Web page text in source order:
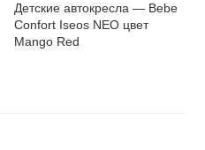
Детские автокресла — Bebe
Confort Iseos NEO цвет
Mango Red